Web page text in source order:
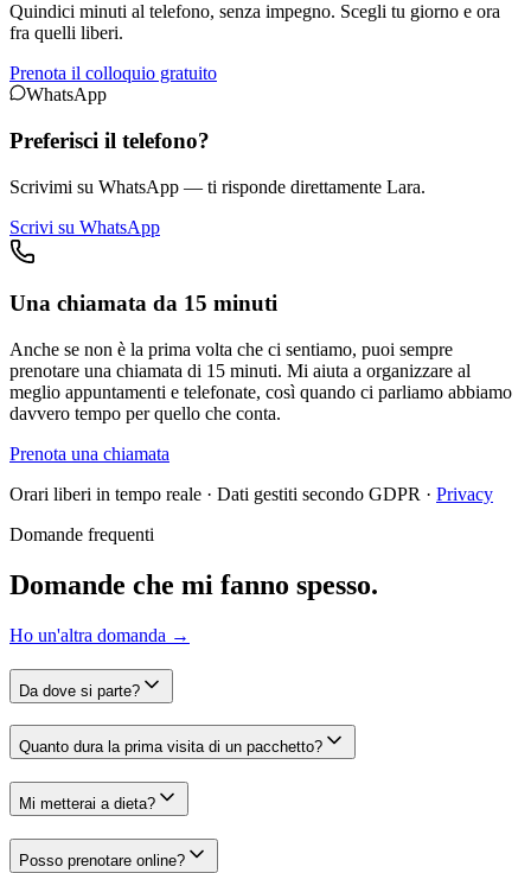
Quindici minuti al telefono, senza impegno. Scegli tu giorno e ora
fra quelli liberi.
Prenota il colloquio gratuito
WhatsApp
Preferisci il telefono?
Scrivimi su WhatsApp — ti risponde direttamente Lara.
Scrivi su WhatsApp
Una chiamata da 15 minuti
Anche se non è la prima volta che ci sentiamo, puoi sempre
prenotare una chiamata di 15 minuti. Mi aiuta a organizzare al
meglio appuntamenti e telefonate, così quando ci parliamo abbiamo
davvero tempo per quello che conta.
Prenota una chiamata
Orari liberi in tempo reale · Dati gestiti secondo GDPR · Privacy
Domande frequenti
Domande che mi fanno spesso.
Ho un'altra domanda →
Da dove si parte?
Quanto dura la prima visita di un pacchetto?
Mi metterai a dieta?
Posso prenotare online?